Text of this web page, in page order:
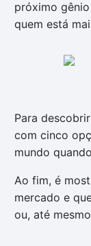
próximo
quem está
Para
com cinco
mundo
Ao fim, é
mercado e
ou, até